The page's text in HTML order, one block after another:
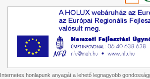
Internetes honlapunk anyagát a lehető legnagyobb